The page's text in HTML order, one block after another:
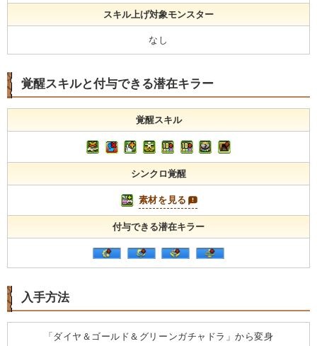
スキル上げ対象モンスター
なし
覚醒スキルと付与できる潜在キラー
覚醒スキル
シンクロ覚醒
素材を見る
付与できる潜在キラー
入手方法
「ダイヤ＆ゴールド＆グリーンガチャドラ」から変身